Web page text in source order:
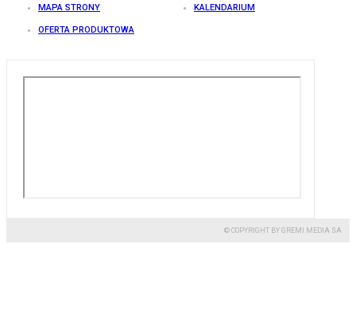
MAPA STRONY KALENDARIUM
OFERTA PRODUKTOWA
© COPYRIGHT BY GREMI MEDIA SA